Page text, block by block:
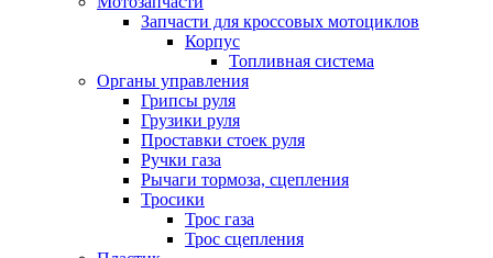
Запчасти для кроссовых мотоциклов
Корпус
Топливная система
Органы управления
Грипсы руля
Грузики руля
Проставки стоек руля
Ручки газа
Рычаги тормоза, сцепления
Тросики
Трос газа
Трос сцепления